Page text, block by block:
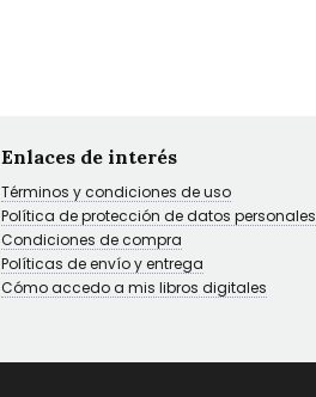
Enlaces de interés
Términos y condiciones de uso
Política de protección de datos personales
Condiciones de compra
Políticas de envío y entrega
Cómo accedo a mis libros digitales